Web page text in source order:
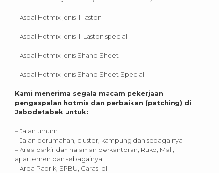
– Aspal Hotmix jenis III laston
– Aspal Hotmix jenis III Laston special
– Aspal Hotmix jenis Shand Sheet
– Aspal Hotmix jenis Shand Sheet Special
Kami menerima segala macam pekerjaan
pengaspalan hotmix dan perbaikan (patching) di
Jabodetabek untuk:
– Jalan umum
– Jalan perumahan, cluster, kampung dan sebagainya
– Area parkir dan halaman perkantoran, Ruko, Mall,
apartemen dan sebagainya
– Area Pabrik, SPBU, Garasi dll